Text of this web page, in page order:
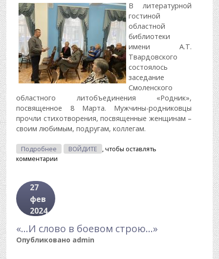
В литературной
гостиной
областной
библиотеки
имени А.Т.
Твардовского
состоялось
заседание
Смоленского
областного литобъединения «Родник»,
посвященное 8 Марта. Мужчины-родниковцы
прочли стихотворения, посвященные женщинам –
своим любимым, подругам, коллегам.
Подробнее О «Во Славу Женщины!»
ВОЙДИТЕ
, чтобы оставлять
комментарии
27
фев
2024
«…И слово в боевом строю…»
Опубликовано admin